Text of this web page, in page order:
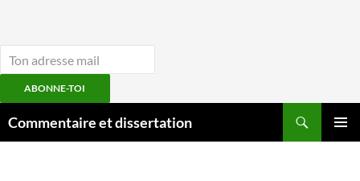
ABONNE-TOI
auCommentaire et dissertation